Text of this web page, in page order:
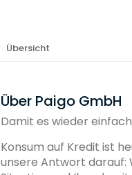
Übersicht
Über Paigo GmbH
Damit es wieder
Konsum auf Kredit ist
unsere Antwort darauf: